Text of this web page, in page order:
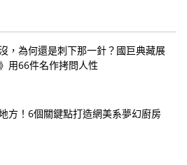
，為何還是刺下那一針？國巨典藏展
用66件名作拷問人性
方！6個關鍵點打造網美系夢幻廚房